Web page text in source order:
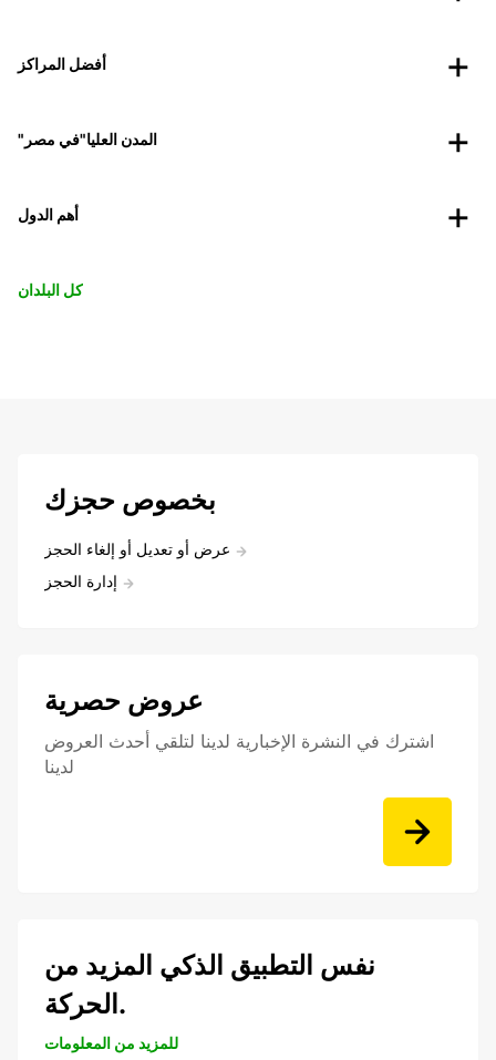
أفضل المراكز
"المدن العليا"في مصر
أهم الدول
كل البلدان
بخصوص حجزك
عرض أو تعديل أو إلغاء الحجز
إدارة الحجز
عروض حصرية
اشترك في النشرة الإخبارية لدينا لتلقي أحدث العروض
لدينا
نفس التطبيق الذكي المزيد من
الحركة.
للمزيد من المعلومات